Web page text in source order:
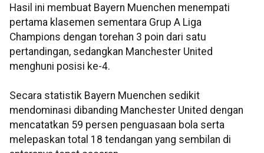
Hasil ini membuat Bayern Muenchen menempati
pertama klasemen sementara Grup A Liga
Champions dengan torehan 3 poin dari satu
pertandingan, sedangkan Manchester United
menghuni posisi ke-4.
Secara statistik Bayern Muenchen sedikit
mendominasi dibanding Manchester United dengan
mencatatkan 59 persen penguasaan bola serta
melepaskan total 18 tendangan yang sembilan di